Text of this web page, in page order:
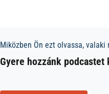
Miközben Ön ezt olvassa,
Gyere hozzánk podcastet